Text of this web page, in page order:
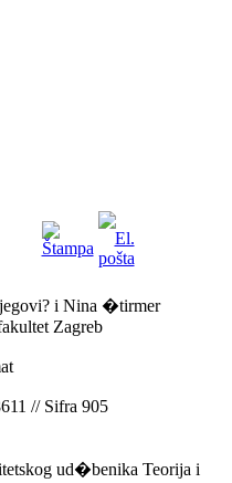
i Nina �tirmer
Zagreb
Sifra 905
ud�benika Teorija i